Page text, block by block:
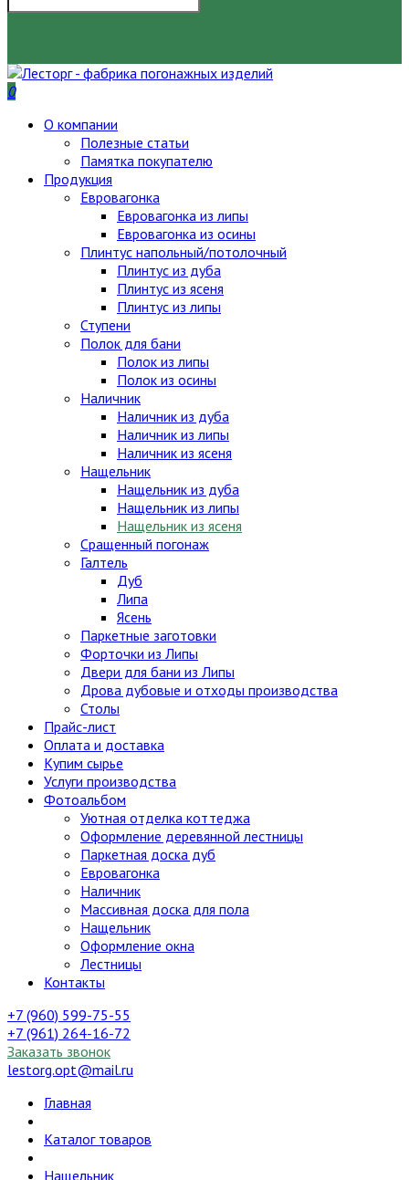
0
О компании
Полезные статьи
Памятка покупателю
Продукция
Евровагонка
Евровагонка из липы
Евровагонка из осины
Плинтус напольный/потолочный
Плинтус из дуба
Плинтус из ясеня
Плинтус из липы
Ступени
Полок для бани
Полок из липы
Полок из осины
Наличник
Наличник из дуба
Наличник из липы
Наличник из ясеня
Нащельник
Нащельник из дуба
Нащельник из липы
Нащельник из ясеня
Сращенный погонаж
Галтель
Дуб
Липа
Ясень
Паркетные заготовки
Форточки из Липы
Двери для бани из Липы
Дрова дубовые и отходы производства
Столы
Прайс-лист
Оплата и доставка
Купим сырье
Услуги производства
Фотоальбом
Уютная отделка коттеджа
Оформление деревянной лестницы
Паркетная доска дуб
Евровагонка
Наличник
Массивная доска для пола
Нащельник
Оформление окна
Лестницы
Контакты
+7 (960) 599-75-55
+7 (961) 264-16-72
Заказать звонок
lestorg.opt@mail.ru
Главная
Каталог товаров
Нащельник